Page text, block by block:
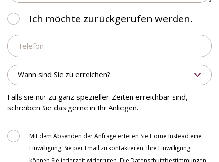
Ich
möchte
zurückgerufen
werden.
Ich möchte zurückgerufen werden.
Telefon
Wann
sind
Sie
zu
erreichen?
Falls sie nur zu ganz speziellen Zeiten erreichbar sind,
schreiben Sie das gerne in Ihr Anliegen.
ConsentMit dem Absenden der Anfrage erteilen Sie Home Instead eine
Einwilligung, Sie per Email zu kontaktieren. Ihre Einwilligung
können Sie jederzeit widerrufen. Die Datenschutzbestimmungen